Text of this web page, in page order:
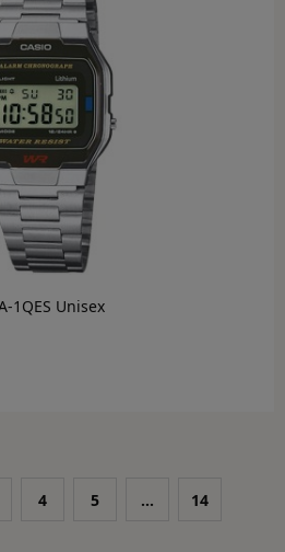
1QES Unisex
koszyka
4 5 ... 14